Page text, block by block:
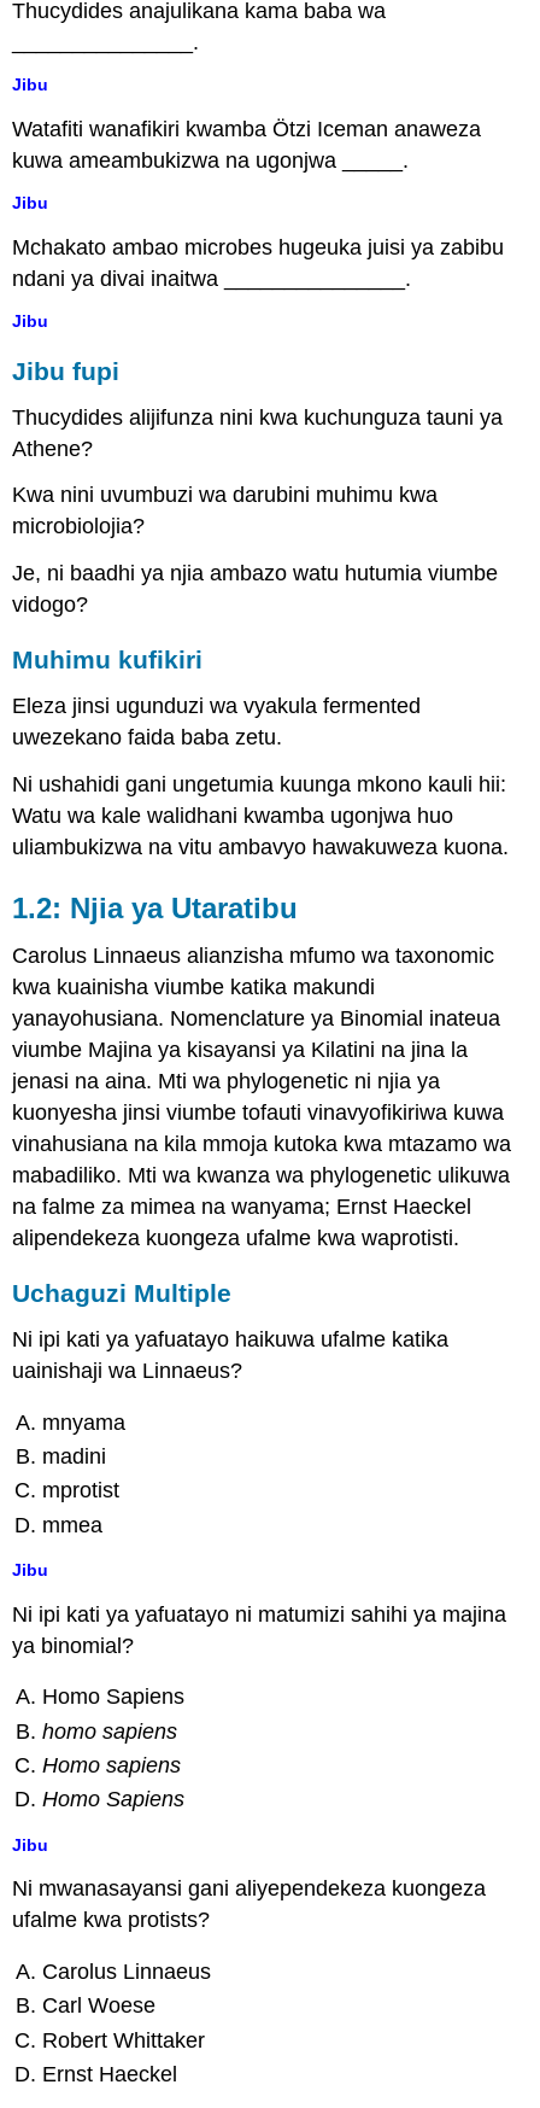
Thucydides anajulikana kama baba wa
_______________.
Jibu
Watafiti wanafikiri kwamba Ötzi Iceman anaweza
kuwa ameambukizwa na ugonjwa _____.
Jibu
Mchakato ambao microbes hugeuka juisi ya zabibu
ndani ya divai inaitwa _______________.
Jibu
Jibu fupi
Thucydides alijifunza nini kwa kuchunguza tauni ya
Athene?
Kwa nini uvumbuzi wa darubini muhimu kwa
microbiolojia?
Je, ni baadhi ya njia ambazo watu hutumia viumbe
vidogo?
Muhimu kufikiri
Eleza jinsi ugunduzi wa vyakula fermented
uwezekano faida baba zetu.
Ni ushahidi gani ungetumia kuunga mkono kauli hii:
Watu wa kale walidhani kwamba ugonjwa huo
uliambukizwa na vitu ambavyo hawakuweza kuona.
1.2: Njia ya Utaratibu
Carolus Linnaeus alianzisha mfumo wa taxonomic
kwa kuainisha viumbe katika makundi
yanayohusiana. Nomenclature ya Binomial inateua
viumbe Majina ya kisayansi ya Kilatini na jina la
jenasi na aina. Mti wa phylogenetic ni njia ya
kuonyesha jinsi viumbe tofauti vinavyofikiriwa kuwa
vinahusiana na kila mmoja kutoka kwa mtazamo wa
mabadiliko. Mti wa kwanza wa phylogenetic ulikuwa
na falme za mimea na wanyama; Ernst Haeckel
alipendekeza kuongeza ufalme kwa waprotisti.
Uchaguzi Multiple
Ni ipi kati ya yafuatayo haikuwa ufalme katika
uainishaji wa Linnaeus?
mnyama
madini
mprotist
mmea
Jibu
Ni ipi kati ya yafuatayo ni matumizi sahihi ya majina
ya binomial?
Homo Sapiens
homo sapiens
Homo sapiens
Homo Sapiens
Jibu
Ni mwanasayansi gani aliyependekeza kuongeza
ufalme kwa protists?
Carolus Linnaeus
Carl Woese
Robert Whittaker
Ernst Haeckel